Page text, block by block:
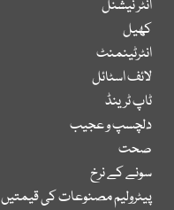
انٹر نیشنل
کھیل
انٹرٹینمنٹ
لائف اسٹائل
ٹاپ ٹرینڈ
دلچسپ و عجیب
صحت
سونے کے نرخ
پیٹرولیم مصنوعات کی قیمتیں